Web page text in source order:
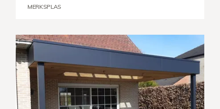
MERKSPLAS